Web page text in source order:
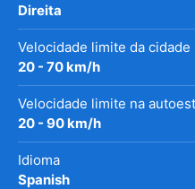
Direita
Velocidade limite da cidade
20 - 70 km/h
Velocidade limite na
20 - 90 km/h
Idioma
Spanish